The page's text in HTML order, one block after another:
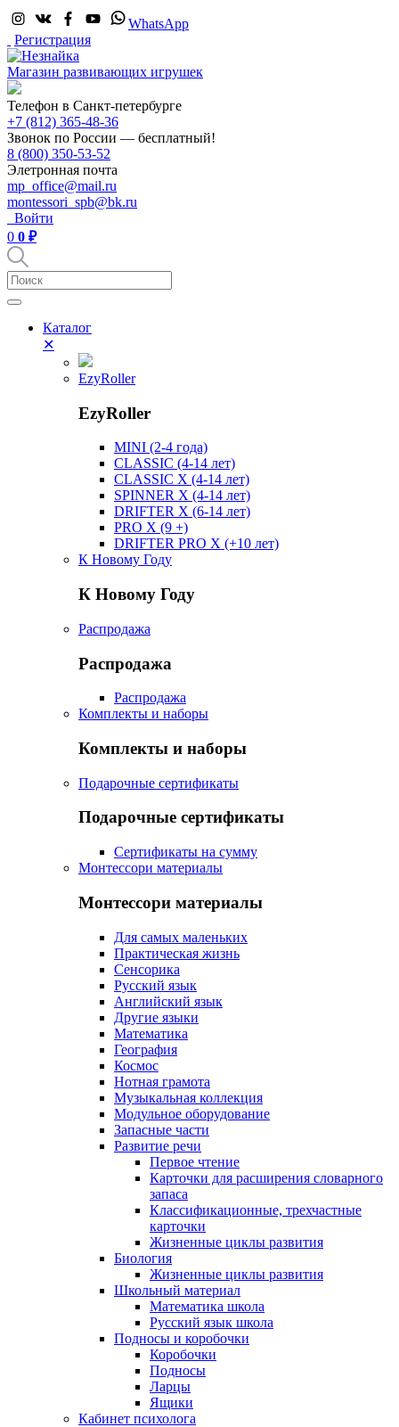
WhatsApp
Регистрация
Магазин развивающих игрушек
Телефон в Санкт-петербурге
+7 (812) 365-48-36
Звонок по России — бесплатный!
8 (800) 350-53-52
Элетронная почта
mp_office@mail.ru
montessori_spb@bk.ru
Войти
0 0 ₽
Каталог
✕
EzyRoller
EzyRoller
MINI (2-4 года)
CLASSIC (4-14 лет)
CLASSIC X (4-14 лет)
SPINNER X (4-14 лет)
DRIFTER X (6-14 лет)
PRO X (9 +)
DRIFTER PRO X (+10 лет)
К Новому Году
К Новому Году
Распродажа
Распродажа
Распродажа
Комплекты и наборы
Комплекты и наборы
Подарочные сертификаты
Подарочные сертификаты
Сертификаты на сумму
Монтессори материалы
Монтессори материалы
Для самых маленьких
Практическая жизнь
Сенсорика
Русский язык
Английский язык
Другие языки
Математика
География
Космос
Нотная грамота
Музыкальная коллекция
Модульное оборудование
Запасные части
Развитие речи
Первое чтение
Карточки для расширения словарного
запаса
Классификационные, трехчастные
карточки
Жизненные циклы развития
Биология
Жизненные циклы развития
Школьный материал
Математика школа
Русский язык школа
Подносы и коробочки
Коробочки
Подносы
Ларцы
Ящики
Кабинет психолога